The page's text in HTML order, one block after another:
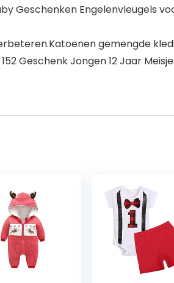
Geschenken Engelenvleugels
gemengde
Geschenk Jongen 12 Jaar